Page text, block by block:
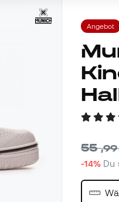
Angebot
Munich G3 Profi
55,99
-14% Du